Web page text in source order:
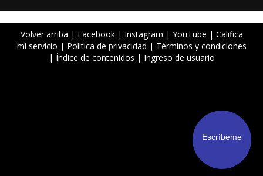
Escríbeme
Volver arriba | Facebook| Instagram | YouTube | Califica
mi servicio | Política de privacidad | Términos y condiciones
| Índice de contenidos | Ingreso de usuario